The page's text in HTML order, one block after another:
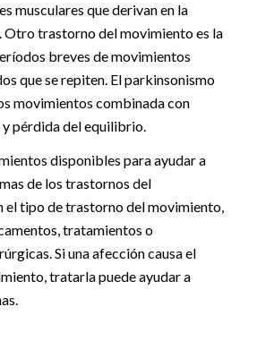
musculares que derivan en la
Otro trastorno del movimiento es la
breves de movimientos
que se repiten. El parkinsonismo
movimientos combinada con
pérdida del equilibrio.
disponibles para ayudar a
de los trastornos del
el tipo de trastorno del movimiento,
tratamientos o
Si una afección causa el
tratarla puede ayudar a